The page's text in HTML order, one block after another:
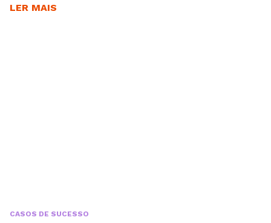
automatiza processos e gera mais produtividade
LER MAIS
CASOS DE SUCESSO